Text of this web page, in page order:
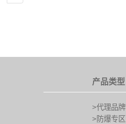
产品类型
>代理品牌
>防爆专区